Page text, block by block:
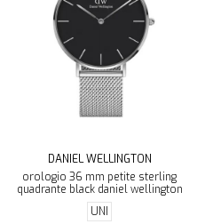
DANIEL WELLINGTON
orologio 36 mm petite sterling
quadrante black daniel wellington
UNI